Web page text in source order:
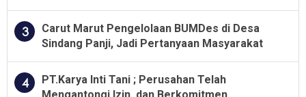
3
Carut Marut Pengelolaan BUMDes di Desa
Sindang Panji, Jadi Pertanyaan Masyarakat
4
PT.Karya Inti Tani ; Perusahan Telah